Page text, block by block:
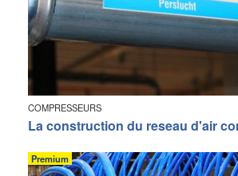
COMPRESSEURS
La construction du reseau d'air
Premium